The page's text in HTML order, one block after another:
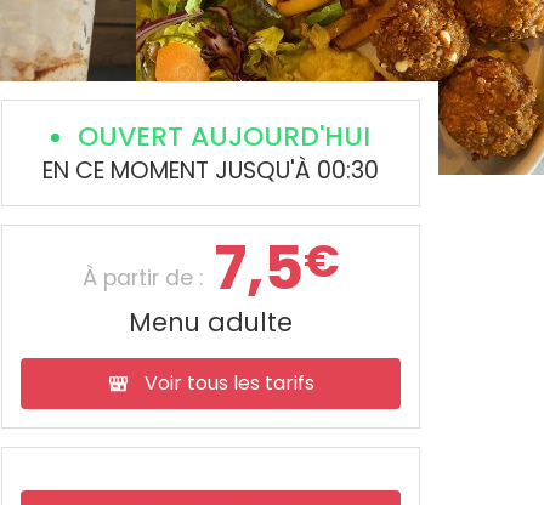
OUVERT AUJOURD'HUI
EN CE MOMENT JUSQU'À 00:30
À partir de : 7,5€
Menu adulte
Voir tous les tarifs